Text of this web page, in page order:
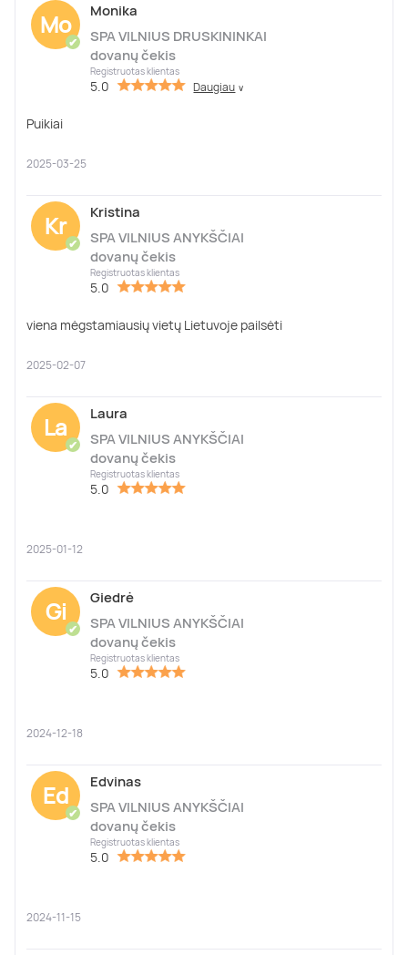
Mo
✔
Monika
SPA VILNIUS DRUSKININKAI
dovanų čekis
Registruotas klientas
5.0 Daugiau ∨
Puikiai
2025-03-25
Kr
✔
Kristina
SPA VILNIUS ANYKŠČIAI
dovanų čekis
Registruotas klientas
5.0
viena mėgstamiausių vietų Lietuvoje pailsėti
2025-02-07
La
✔
Laura
SPA VILNIUS ANYKŠČIAI
dovanų čekis
Registruotas klientas
5.0
2025-01-12
Gi
✔
Giedrė
SPA VILNIUS ANYKŠČIAI
dovanų čekis
Registruotas klientas
5.0
2024-12-18
Ed
✔
Edvinas
SPA VILNIUS ANYKŠČIAI
dovanų čekis
Registruotas klientas
5.0
2024-11-15